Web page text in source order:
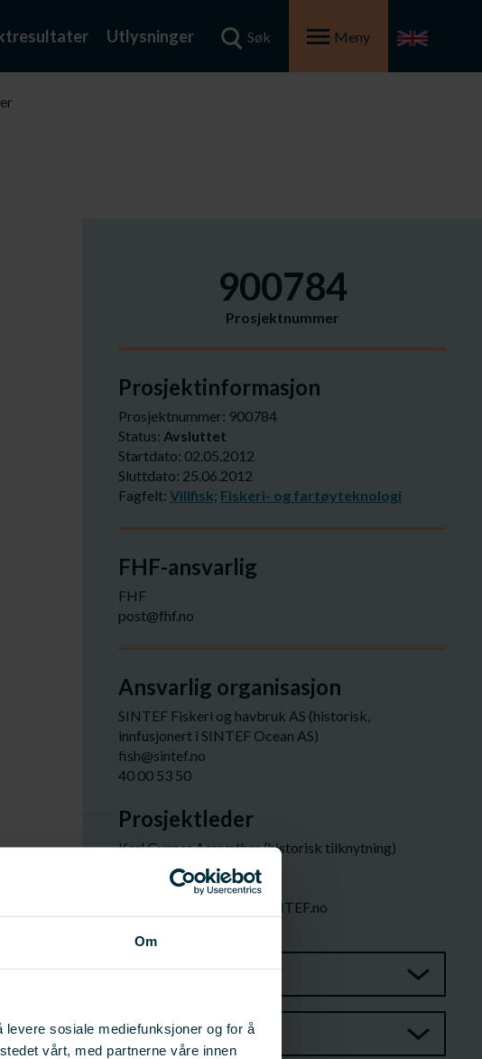
Om
sosiale mediefunksjoner og for å
vårt, med partnerne våre innen
Utlysninger Søk Meny
900784
Prosjektnummer
Prosjektinformasjon
Prosjektnummer: 900784
Status: Avsluttet
Startdato: 02.05.2012
Sluttdato: 25.06.2012
Fagfelt: Villfisk; Fiskeri- og fartøyteknologi
FHF-ansvarlig
FHF
post@fhf.no
Ansvarlig organisasjon
SINTEF Fiskeri og havbruk AS (historisk,
innfusjonert i SINTEF Ocean AS)
fish@sintef.no
40 00 53 50
Prosjektleder
Karl Gunnar Aarsæther (historisk tilknytning)
SINTEF Ocean AS
karl.gunnar.aarsather@SINTEF.no
Styringsgruppe